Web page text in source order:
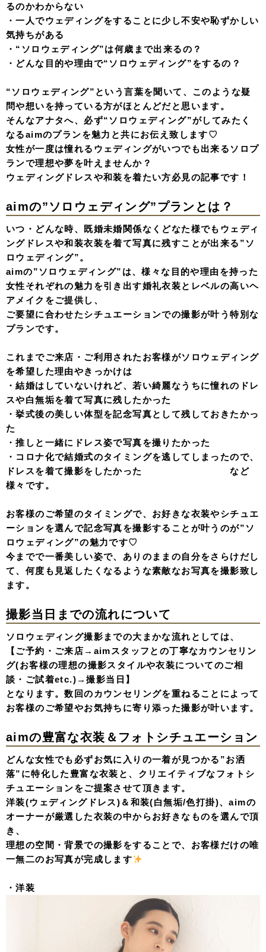
るのかわからない
・一人でウェディングをすることに少し不安や恥ずかしい
気持ちがある
・“ソロウェディング”は何歳まで出来るの？
・どんな目的や理由で“ソロウェディング”をするの？
“ソロウェディング”という言葉を聞いて、このような疑
問や想いを持っている方がほとんどだと思います。
そんなアナタへ、必ず“ソロウェディング”がしてみたく
なるaimのプランを魅力と共にお伝え致します♡
女性が一度は憧れるウェディングがいつでも出来るソロプ
ランで理想や夢を叶えませんか？
ウェディングドレスや和装を着たい方必見の記事です！
aimの”ソロウェディング”プランとは？
いつ・どんな時、既婚未婚関係なくどなた様でもウェディ
ングドレスや和装衣装を着て写真に残すことが出来る”ソ
ロウェディング”。
aimの”ソロウェディング”は、様々な目的や理由を持った
女性それぞれの魅力を引き出す婚礼衣装とレベルの高いヘ
アメイクをご提供し、
ご要望に合わせたシチュエーションでの撮影が叶う特別な
プランです。
これまでご来店・ご利用されたお客様がソロウェディング
を希望した理由やきっかけは
・結婚はしていないけれど、若い綺麗なうちに憧れのドレ
スや白無垢を着て写真に残したかった
・挙式後の美しい体型を記念写真として残しておきたかっ
た
・推しと一緒にドレス姿で写真を撮りたかった
・コロナ化で結婚式のタイミングを逃してしまったので、
ドレスを着て撮影をしたかった など
様々です。
お客様のご希望のタイミングで、お好きな衣装やシチュエ
ーションを選んで記念写真を撮影することが叶うのが”ソ
ロウェディング”の魅力です♡
今までで一番美しい姿で、ありのままの自分をさらけだし
て、何度も見返したくなるような素敵なお写真を撮影致し
ます。
撮影当日までの流れについて
ソロウェディング撮影までの大まかな流れとしては、
【ご予約・ご来店→aimスタッフとの丁寧なカウンセリン
グ(お客様の理想の撮影スタイルや衣装についてのご相
談・ご試着etc.)→撮影当日】
となります。数回のカウンセリングを重ねることによって
お客様のご希望やお気持ちに寄り添った撮影が叶います。
aimの豊富な衣装＆フォトシチュエーション
どんな女性でも必ずお気に入りの一着が見つかる”お洒
落”に特化した豊富な衣装と、クリエイティブなフォトシ
チュエーションをご提案させて頂きます。
洋装(ウェディングドレス)＆和装(白無垢/色打掛)、aimの
オーナーが厳選した衣装の中からお好きなものを選んで頂
き、
理想の空間・背景での撮影をすることで、お客様だけの唯
一無二のお写真が完成します
・洋装